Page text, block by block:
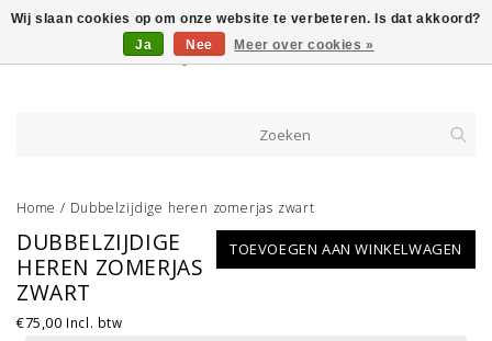
Home / Dubbelzijdige heren zomerjas zwart
TOEVOEGEN AAN WINKELWAGEN
DUBBELZIJDIGE
HEREN ZOMERJAS
ZWART
€75,00 Incl. btw
Wij slaan cookies op om onze website te verbeteren. Is dat akkoord?
Ja
Nee Meer over cookies »